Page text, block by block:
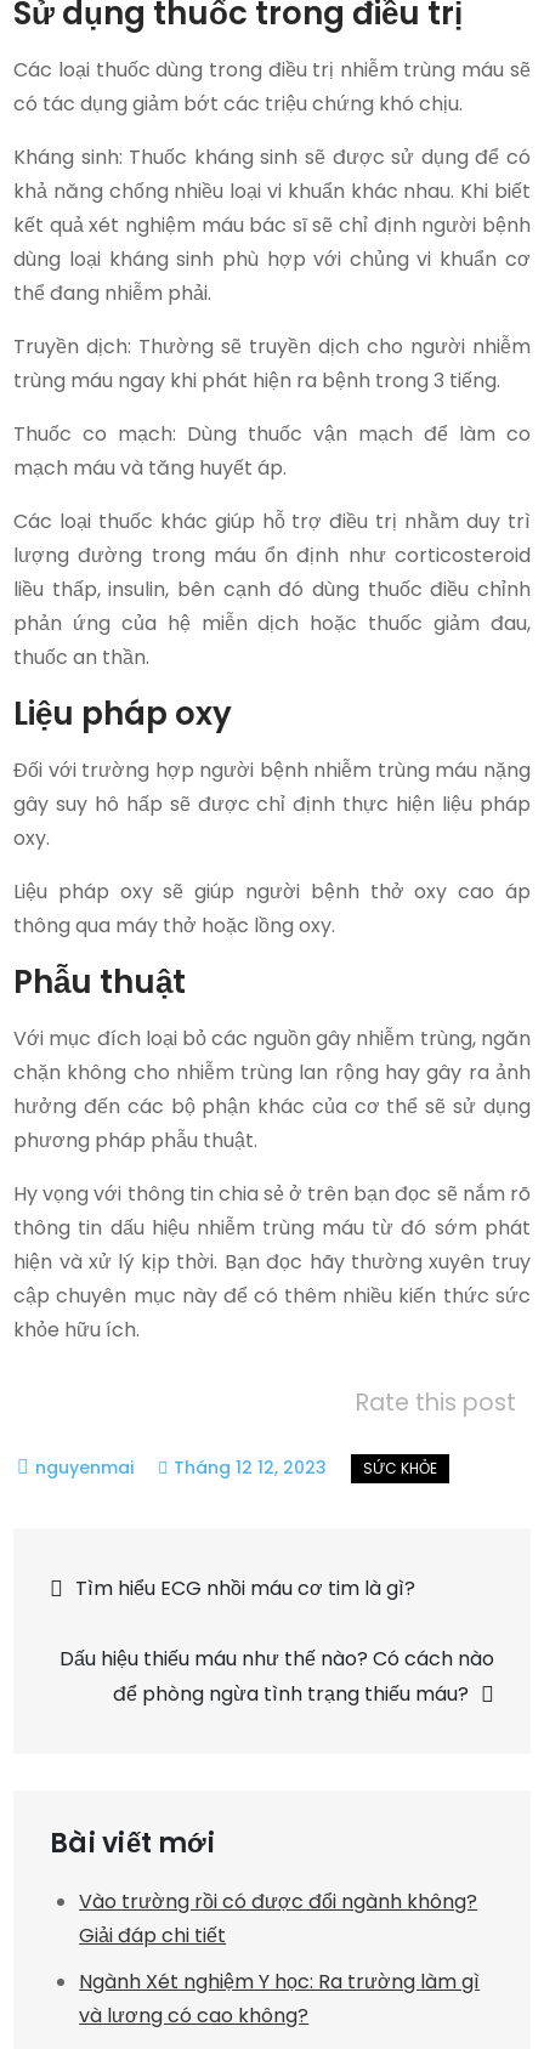
Sử dụng thuốc trong điều trị
Các loại thuốc dùng trong điều trị nhiễm trùng máu sẽ
có tác dụng giảm bớt các triệu chứng khó chịu.
Kháng sinh: Thuốc kháng sinh sẽ được sử dụng để có
khả năng chống nhiều loại vi khuẩn khác nhau. Khi biết
kết quả xét nghiệm máu bác sĩ sẽ chỉ định người bệnh
dùng loại kháng sinh phù hợp với chủng vi khuẩn cơ
thể đang nhiễm phải.
Truyền dịch: Thường sẽ truyền dịch cho người nhiễm
trùng máu ngay khi phát hiện ra bệnh trong 3 tiếng.
Thuốc co mạch: Dùng thuốc vận mạch để làm co
mạch máu và tăng huyết áp.
Các loại thuốc khác giúp hỗ trợ điều trị nhằm duy trì
lượng đường trong máu ổn định như corticosteroid
liều thấp, insulin, bên cạnh đó dùng thuốc điều chỉnh
phản ứng của hệ miễn dịch hoặc thuốc giảm đau,
thuốc an thần.
Liệu pháp oxy
Đối với trường hợp người bệnh nhiễm trùng máu nặng
gây suy hô hấp sẽ được chỉ định thực hiện liệu pháp
oxy.
Liệu pháp oxy sẽ giúp người bệnh thở oxy cao áp
thông qua máy thở hoặc lồng oxy.
Phẫu thuật
Với mục đích loại bỏ các nguồn gây nhiễm trùng, ngăn
chặn không cho nhiễm trùng lan rộng hay gây ra ảnh
hưởng đến các bộ phận khác của cơ thể sẽ sử dụng
phương pháp phẫu thuật.
Hy vọng với thông tin chia sẻ ở trên bạn đọc sẽ nắm rõ
thông tin dấu hiệu nhiễm trùng máu từ đó sớm phát
hiện và xử lý kịp thời. Bạn đọc hãy thường xuyên truy
cập chuyên mục này để có thêm nhiều kiến thức sức
khỏe hữu ích.
Rate this post
Tháng 12 12, 2023
Điều
hướng
Tìm hiểu ECG nhồi máu cơ tim là gì?
Dấu hiệu thiếu máu như thế nào? Có cách nào
để phòng ngừa tình trạng thiếu máu?
Bài viết mới
Vào trường rồi có được đổi ngành không?
Giải đáp chi tiết
Ngành Xét nghiệm Y học: Ra trường làm gì
và lương có cao không?